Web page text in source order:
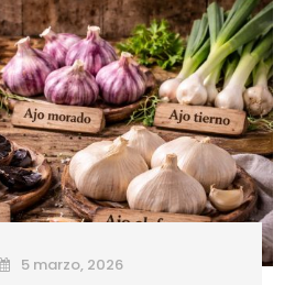
5 marzo, 2026